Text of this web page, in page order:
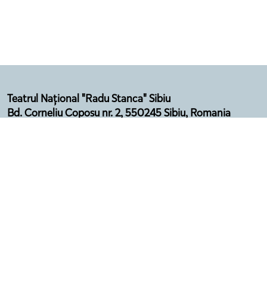
Teatrul Național "Radu Stanca" Sibiu
Bd. Corneliu Coposu nr. 2, 550245 Sibiu, Romania